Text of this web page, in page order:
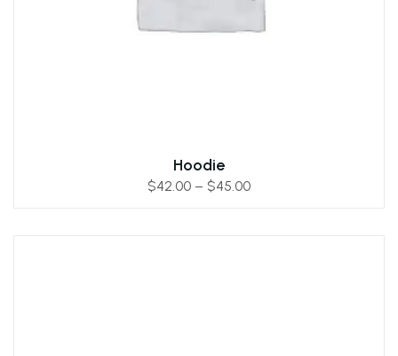
Hoodie
$42.00 – $45.00